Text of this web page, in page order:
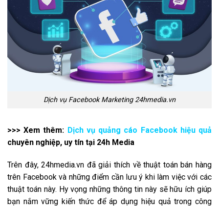
Dịch vụ Facebook Marketing 24hmedia.vn
>>> Xem thêm: Dịch vụ quảng cáo Facebook hiệu quả
chuyên nghiệp, uy tín tại 24h Media
Trên đây, 24hmedia.vn đã giải thích về thuật toán bán hàng
trên Facebook và những điểm cần lưu ý khi làm việc với các
thuật toán này. Hy vọng những thông tin này sẽ hữu ích giúp
bạn nắm vững kiến thức để áp dụng hiệu quả trong công